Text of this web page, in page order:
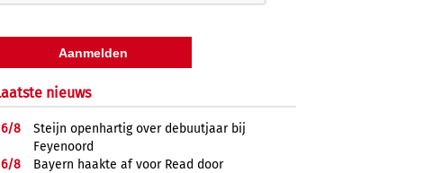
nieuws
6/8
Steijn openhartig over debuutjaar bij
Feyenoord
6/8
Bayern haakte af voor Read door